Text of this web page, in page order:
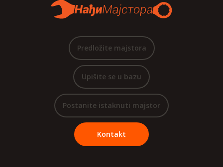
Predložite majstora
Upišite se u bazu
Postanite istaknuti majstor
Kontakt